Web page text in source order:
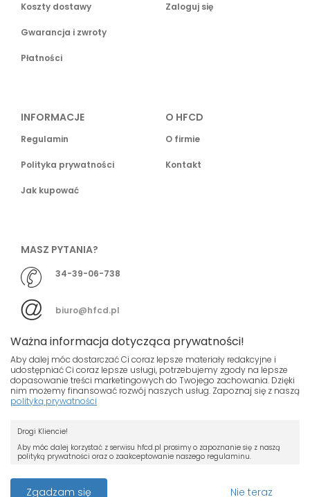
Koszty dostawy
Gwarancja i zwroty
Płatności
Zaloguj się
INFORMACJE
Regulamin
Polityka prywatności
Jak kupować
O HFCD
O firmie
Kontakt
MASZ PYTANIA?
34-39-06-738
biuro@hfcd.pl
© HFCD - HF Centrum Dystrybucyjne- Wszelkie prawa
zapisywane na Twoim dysku zmień
ustawienia swojej przeglądarki.
Przeczytaj więcej o cookies
Ważna informacja dotycząca prywatności!
Aby dalej móc dostarczać Ci coraz lepsze materiały redakcyjne i
udostępniać Ci coraz lepsze usługi, potrzebujemy zgody na lepsze
dopasowanie treści marketingowych do Twojego zachowania. Dzięki
nim możemy finansować rozwój naszych usług. Zapoznaj się z naszą
polityką prywatności
Drogi Kliencie!
Aby móc dalej korzystać z serwisu hfcd.pl prosimy o zapoznanie się z naszą
polityką prywatności oraz o zaakceptowanie naszego regulaminu.
Z dniem 25 maja 2018 r. rozpoczyna obowiązywanie Rozporządzenie
Zgadzam się Nie teraz